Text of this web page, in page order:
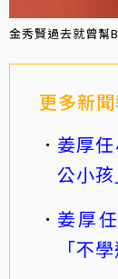
金秀賢過去就曾幫
更多新
姜厚
公小
姜厚
「不